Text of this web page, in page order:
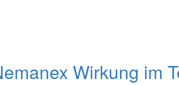
Wirkung im